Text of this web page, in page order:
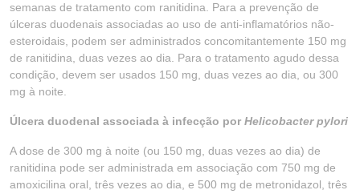
semanas de tratamento com ranitidina. Para a prevenção de
úlceras duodenais associadas ao uso de anti-inflamatórios não-
esteroidais, podem ser administrados concomitantemente 150 mg
de ranitidina, duas vezes ao dia. Para o tratamento agudo dessa
condição, devem ser usados 150 mg, duas vezes ao dia, ou 300
mg à noite.
Úlcera duodenal associada à infecção por Helicobacter pylori
A dose de 300 mg à noite (ou 150 mg, duas vezes ao dia) de
ranitidina pode ser administrada em associação com 750 mg de
amoxicilina oral, três vezes ao dia, e 500 mg de metronidazol, três